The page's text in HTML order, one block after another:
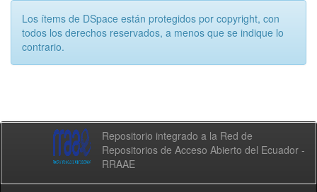
Los ítems de DSpace están protegidos por copyright, con
todos los derechos reservados, a menos que se indique lo
contrario.
Repositorio integrado a la Red de
Repositorios de Acceso Abierto del Ecuador -
RRAAE